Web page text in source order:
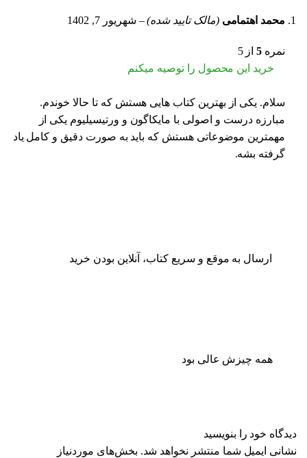
محمد اهتمامی(مالک تایید شده) – شهریور 7, 1402
نمره 5از 5
خرید این محصول را توصیه میکنم
سلام. یکی از بهترین کتاب هایی هستش که تا حالا خوندم.
مبارزه درست و اصولی با مایکاگون و ورتیسیلیوم یکی از
مهمترین موضوعاتی هستش که باید به صورت دقیق و کامل یاد
گرفته بشه.
ارسال به موقع و سریع کتاب، آنلاین بودن خرید
همه چیزش عالی بود
دیدگاه خود را بنویسید
نشانی ایمیل شما منتشر نخواهد شد. بخش‌های موردنیاز